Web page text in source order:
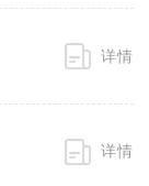
详情
详情